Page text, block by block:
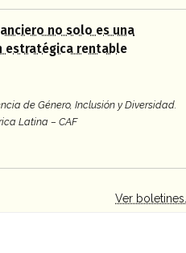
no solo es una
estratégica rentable
de Género, Inclusión y Diversidad.
Latina – CAF
Ver boletines...